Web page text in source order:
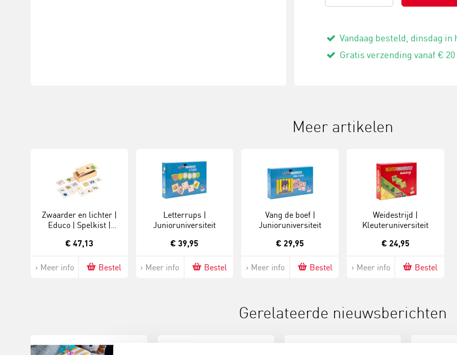
Vandaag besteld, dinsdag in
Gratis verzending vanaf €
Meer artikelen
Zwaarder en lichter |
Educo | Spelkist |
€ 47,13
Meer info Bestel
Letterrups |
Junioruniversiteit
€ 39,95
Meer info Bestel
Vang de boef |
Junioruniversiteit
€ 29,95
Meer info Bestel
Weidestrijd |
Kleuteruniversiteit
€ 24,95
Meer info Bestel
Gerelateerde nieuwsberichten